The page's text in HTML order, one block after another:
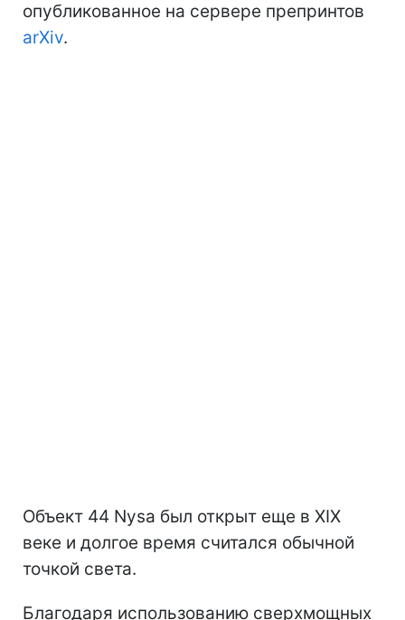
опубликованное на сервере препринтов
arXiv.
Объект 44 Nysa был открыт еще в XIX
веке и долгое время считался обычной
точкой света.
Благодаря использованию сверхмощных